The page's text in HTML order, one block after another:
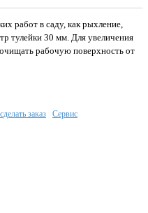
работ в саду, как рыхление,
тулейки 30 мм. Для увеличения
рабочую поверхность от
заказ Сервис